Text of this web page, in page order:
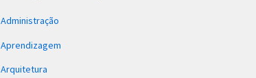
Administração
Aprendizagem
Arquitetura